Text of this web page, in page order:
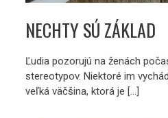
NECHTY SÚ ZÁKLAD
Ľudia pozorujú na ženách
stereotypov. Niektoré im
veľká väčšina, ktorá je […]